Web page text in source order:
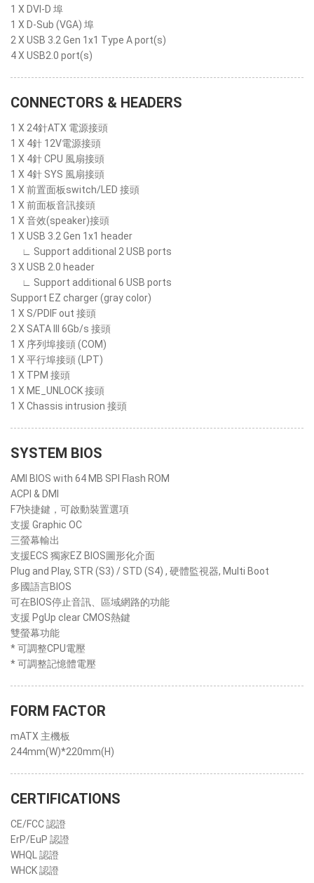
1 X DVI-D 埠
1 X D-Sub (VGA) 埠
2 X USB 3.2 Gen 1x1 Type A port(s)
4 X USB2.0 port(s)
CONNECTORS & HEADERS
1 X 24針ATX 電源接頭
1 X 4針 12V電源接頭
1 X 4針 CPU 風扇接頭
1 X 4針 SYS 風扇接頭
1 X 前置面板switch/LED 接頭
1 X 前面板音訊接頭
1 X 音效(speaker)接頭
1 X USB 3.2 Gen 1x1 header
∟ Support additional 2 USB ports
3 X USB 2.0 header
∟ Support additional 6 USB ports
Support EZ charger (gray color)
1 X S/PDIF out 接頭
2 X SATA III 6Gb/s 接頭
1 X 序列埠接頭 (COM)
1 X 平行埠接頭 (LPT)
1 X TPM 接頭
1 X ME_UNLOCK 接頭
1 X Chassis intrusion 接頭
SYSTEM BIOS
AMI BIOS with 64 MB SPI Flash ROM
ACPI & DMI
F7快捷鍵，可啟動裝置選項
支援 Graphic OC
三螢幕輸出
支援ECS 獨家EZ BIOS圖形化介面
Plug and Play, STR (S3) / STD (S4) , 硬體監視器, Multi Boot
多國語言BIOS
可在BIOS停止音訊、區域網路的功能
支援 PgUp clear CMOS熱鍵
雙螢幕功能
* 可調整CPU電壓
* 可調整記憶體電壓
FORM FACTOR
mATX 主機板
244mm(W)*220mm(H)
CERTIFICATIONS
CE/FCC 認證
ErP/EuP 認證
WHQL 認證
WHCK 認證